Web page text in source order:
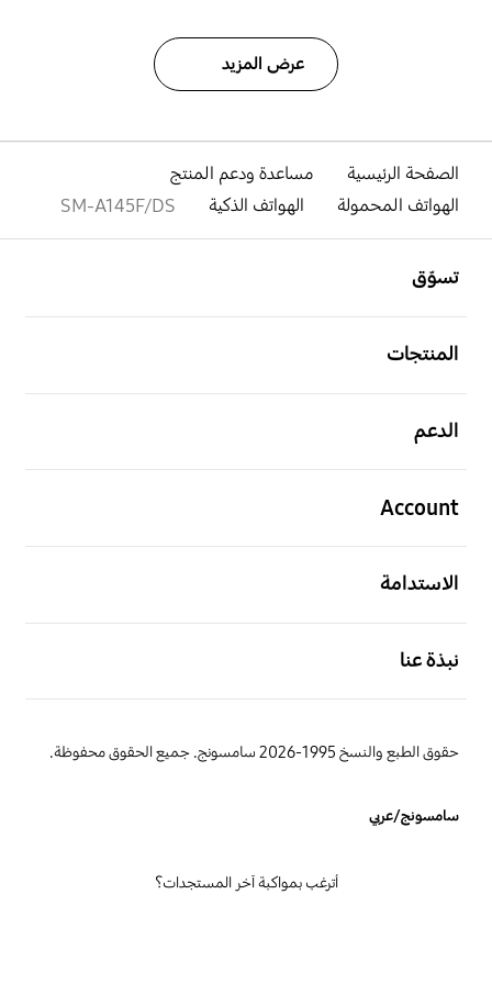
عرض المزيد
الصفحة الرئيسية
مساعدة ودعم المنتج
الهواتف المحمولة
الهواتف الذكية SM-A145F/DS
تسوّق
المنتجات
الدعم
Account
الاستدامة
نبذة عنا
حقوق الطبع والنسخ 1995-2026 سامسونج. جميع الحقوق محفوظة.
سامسونج/عربي
أترغب بمواكبة آخر المستجدات؟